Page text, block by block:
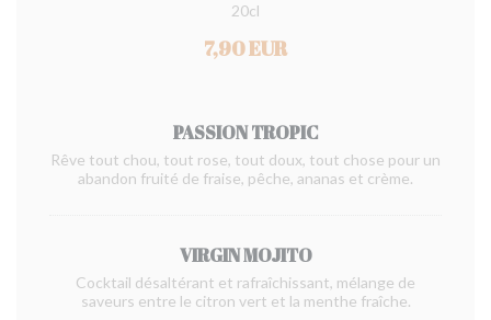
20cl
7,90 EUR
PASSION TROPIC
Rêve tout chou, tout rose, tout doux, tout chose pour un
abandon fruité de fraise, pêche, ananas et crème.
VIRGIN MOJITO
Cocktail désaltérant et rafraîchissant, mélange de
saveurs entre le citron vert et la menthe fraîche.